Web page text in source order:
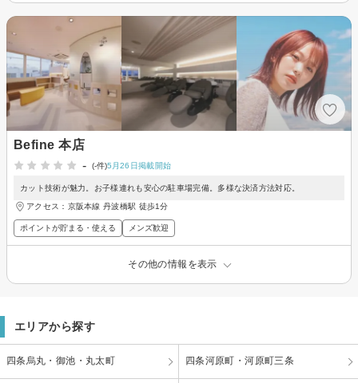
Befine 本店
-
(-件)5月26日掲載開始
カット技術が魅力。お子様連れも安心の駐車場完備。多様な決済方法対応。
アクセス：京阪本線 丹波橋駅 徒歩1分
ポイントが貯まる・使える メンズ歓迎
その他の情報を表示
エリアから探す
四条烏丸・御池・丸太町 四条河原町・河原町三条